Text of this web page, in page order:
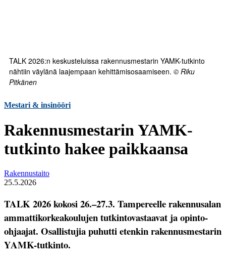
TALK 2026:n keskusteluissa rakennusmestarin YAMK-tutkinto
nähtiin väylänä laajempaan kehittämisosaamiseen. © Riku
Pitkänen
Mestari & insinööri
Rakennusmestarin YAMK-
tutkinto hakee paikkaansa
Rakennustaito
25.5.2026
TALK 2026 kokosi 26.–27.3. Tampereelle rakennusalan
ammattikorkeakoulujen tutkintovastaavat ja opinto-
ohjaajat. Osallistujia puhutti etenkin rakennusmestarin
YAMK-tutkinto.